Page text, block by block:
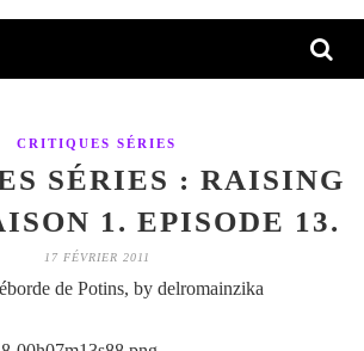
CRITIQUES SÉRIES
SÉRIES : RAISING
1. EPISODE 13.
17 FÉVRIER 2011
de Potins, by delromainzika